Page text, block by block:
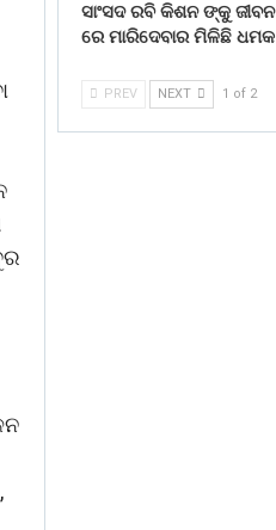
ସାଂସଦ ରବି କିଶନ ଙ୍କୁ ଜୀବନ
ରେ ମାରିଦେବାର ମିଳିଛି ଧମକ
PREV NEXT 1 of 2